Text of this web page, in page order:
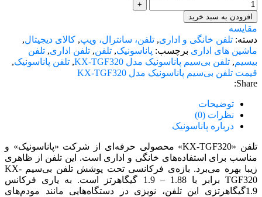
افزودن به سبد خرید
مقایسه
دسته: تلفن خانگی و اداری, تلفن، سانترال، ویپ, کالای دیجیتال,
ماشین های اداری برچسب: پاناسونیک, تلفن, تلفن اداری, تلفن
بیسیم, تلفن بی‌سیم پاناسونیک مدل KX-TGF320 , تلفن پاناسونیک,
قیمت تلفن بی‌سیم پاناسونیک مدل KX-TGF320
Share:
توضیحات
نظرات (0)
درباره پاناسونیک
تلفن «KX-TGF320» محصولی حرفه‌ای از شرکت «پاناسونیک» و
مناسب برای استفاده‌های خانگی و اداری است. این تلفن از ظاهری
زیبا بهره می‌برد. بازه‌ی فرکانسی تحت پوشش تلفن‌ بی‌سیم KX-
TGF320 برابر با 1.88 – 1.9 گیگاهرتز است. به یاری فرکانس
1.9گیگاهرتزی این تلفن، نویزی در دستگاه‌هایی مانند مودم‌های